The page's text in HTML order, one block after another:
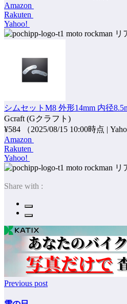
Amazon
Rakuten
Yahoo!
シムセットM8 外形14mm 内径
Gcraft (Gクラフト)
¥584
（2025/08/15 10:00時点 |
Amazon
Rakuten
Yahoo!
Share with :
Previous post